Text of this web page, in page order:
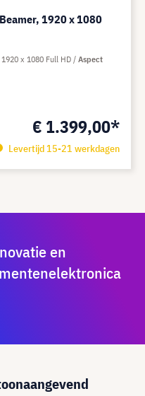
1920 x 1080
€ 1.399,00*
Levertijd 15-21 werkdagen
1920 x 1080 Full HD
Aspect
en